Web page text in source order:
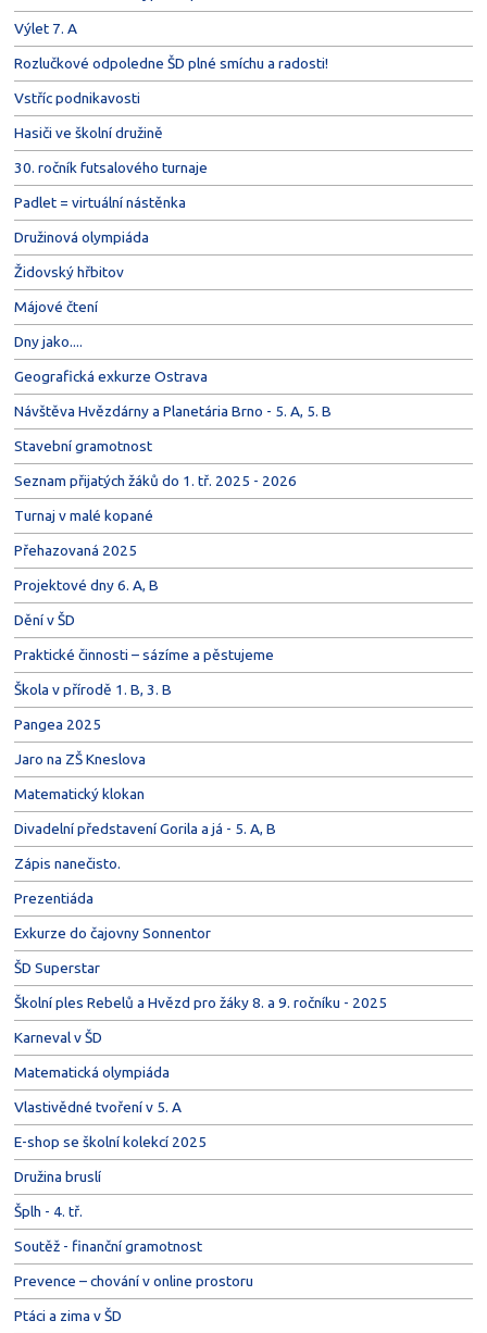
Výlet 7. A
Rozlučkové odpoledne ŠD plné smíchu a radosti!
Vstříc podnikavosti
Hasiči ve školní družině
30. ročník futsalového turnaje
Padlet = virtuální nástěnka
Družinová olympiáda
Židovský hřbitov
Májové čtení
Dny jako....
Geografická exkurze Ostrava
Návštěva Hvězdárny a Planetária Brno - 5. A, 5. B
Stavební gramotnost
Seznam přijatých žáků do 1. tř. 2025 - 2026
Turnaj v malé kopané
Přehazovaná 2025
Projektové dny 6. A, B
Dění v ŠD
Praktické činnosti – sázíme a pěstujeme
Škola v přírodě 1. B, 3. B
Pangea 2025
Jaro na ZŠ Kneslova
Matematický klokan
Divadelní představení Gorila a já - 5. A, B
Zápis nanečisto.
Prezentiáda
Exkurze do čajovny Sonnentor
ŠD Superstar
Školní ples Rebelů a Hvězd pro žáky 8. a 9. ročníku - 2025
Karneval v ŠD
Matematická olympiáda
Vlastivědné tvoření v 5. A
E-shop se školní kolekcí 2025
Družina bruslí
Šplh - 4. tř.
Soutěž - finanční gramotnost
Prevence – chování v online prostoru
Ptáci a zima v ŠD